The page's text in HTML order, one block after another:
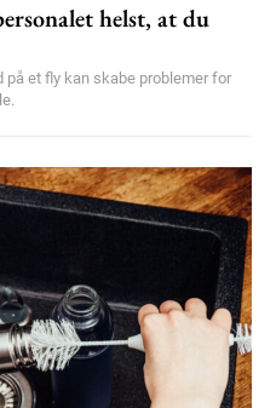
helst, at du
på et fly kan skabe problemer for